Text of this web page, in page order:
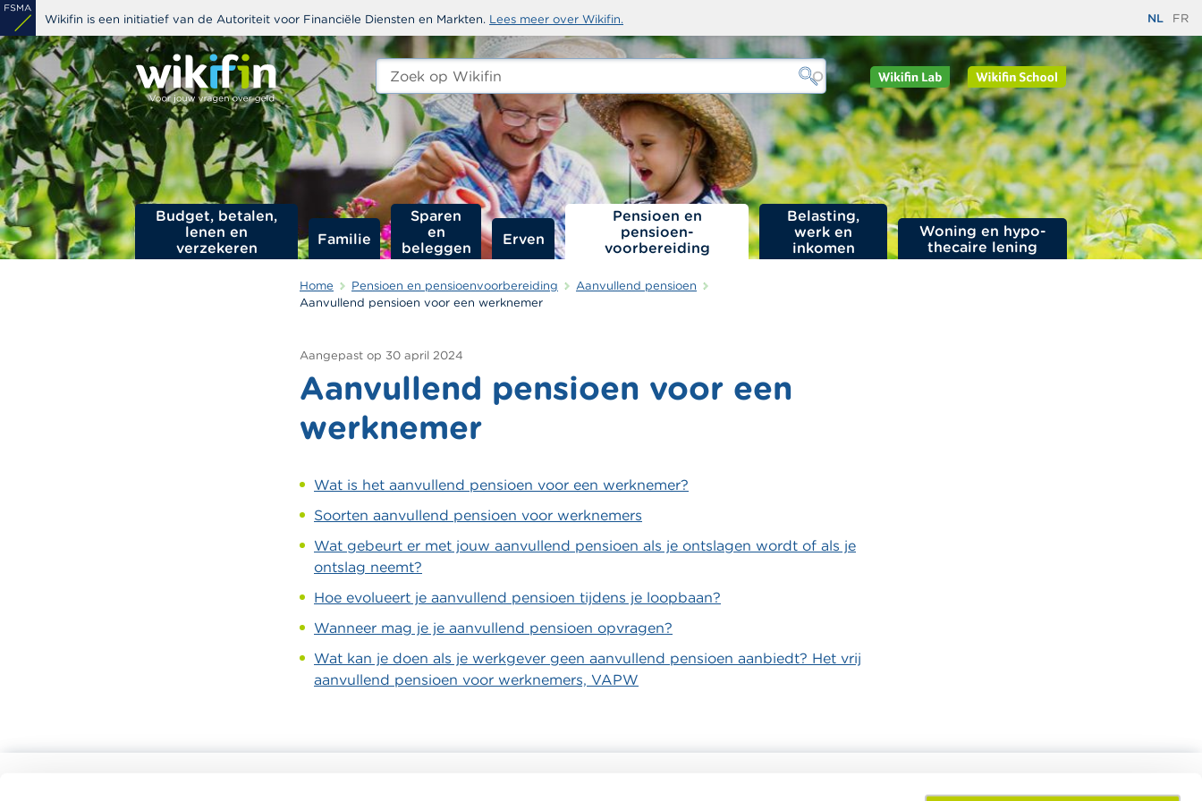
Overslaan
en
naar
de
inhoud
gaan
Wikifin is een initiatief van de Autoriteit voor Financiële Diensten en Markten. Lees meer over Wikifin. NL FR
Zoeken
edit-
Budget, betalen,
lenen en
verzekeren
Familie
Sparen
en
beleggen
Erven
Pensioen en
pensioen­
voorbereiding
Belasting,
werk en
inkomen
Woning en hypo­
thecaire lening
Home Pensioen en pensioenvoorbereiding
Aanvullend pensioen
Aanvullend pensioen voor een werknemer
Aangepast op 30 april 2024
Aanvullend pensioen voor een
werknemer
Wat is het aanvullend pensioen voor een werknemer?
Soorten aanvullend pensioen voor werknemers
Wat gebeurt er met jouw aanvullend pensioen als je ontslagen wordt of als je
ontslag neemt?
Hoe evolueert je aanvullend pensioen tijdens je loopbaan?
Wanneer mag je je aanvullend pensioen opvragen?
Wat kan je doen als je werkgever geen aanvullend pensioen aanbiedt? Het vrij
aanvullend pensioen voor werknemers, VAPW